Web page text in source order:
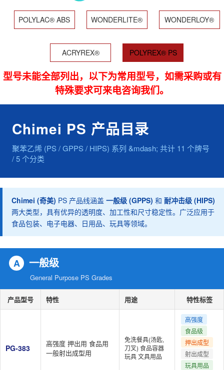
POLYLAC® ABS
WONDERLITE®
WONDERLOY®
ACRYREX®
PMMA
POLYREX® PS
型号未能全部列出，以下为常用型号，如需采购或有
特殊要求可来电咨询我们。
Chimei PS 产品目录
聚苯乙烯 (PS / GPPS / HIPS) 系列 &mdash; 共计 11 个牌号
/ 5 个分类
Chimei (奇美) PS 产品线涵盖 一般级 (GPPS) 和 耐冲击级 (HIPS)
两大类型，具有优异的透明度、加工性和尺寸稳定性。广泛应用于
食品包装、电子电器、日用品、玩具等领域。
A 一般级
General Purpose PS Grades
产品型号 特性 用途 特性标签
PG-383
高强度 押出用 食品用
一般射出成型用
免洗餐具(汤匙,
刀叉) 食品容器
玩具 文具用品
高强度
食品级
押出成型
射出成型
玩具用品